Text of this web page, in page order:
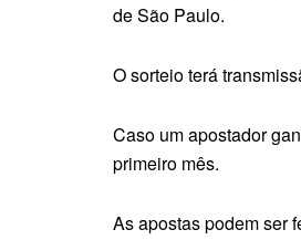
de São Paulo.
O sorteio terá
Caso um apostador
primeiro mês.
As apostas podem ser